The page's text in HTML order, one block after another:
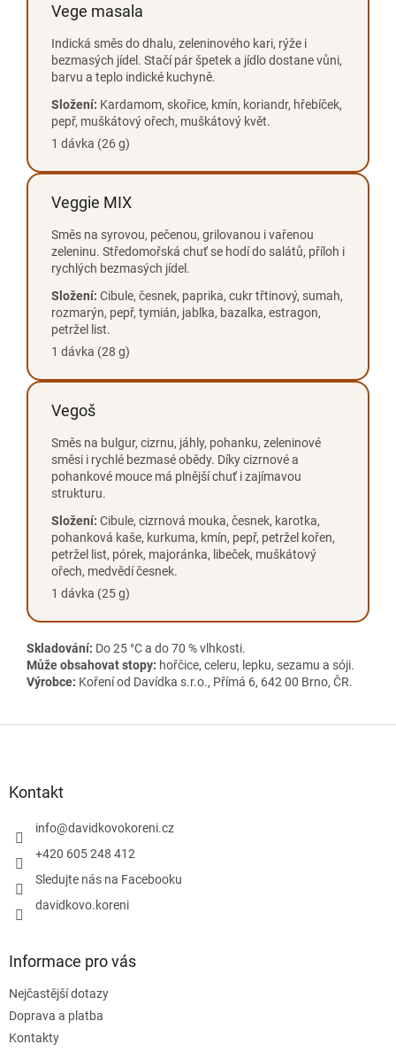
Vege masala
Indická směs do dhalu, zeleninového kari, rýže i
bezmasých jídel. Stačí pár špetek a jídlo dostane vůni,
barvu a teplo indické kuchyně.
Složení: Kardamom, skořice, kmín, koriandr, hřebíček,
pepř, muškátový ořech, muškátový květ.
1 dávka (26 g)
Veggie MIX
Směs na syrovou, pečenou, grilovanou i vařenou
zeleninu. Středomořská chuť se hodí do salátů, příloh i
rychlých bezmasých jídel.
Složení: Cibule, česnek, paprika, cukr třtinový, sumah,
rozmarýn, pepř, tymián, jablka, bazalka, estragon,
petržel list.
1 dávka (28 g)
Vegoš
Směs na bulgur, cizrnu, jáhly, pohanku, zeleninové
směsi i rychlé bezmasé obědy. Díky cizrnové a
pohankové mouce má plnější chuť i zajímavou
strukturu.
Složení: Cibule, cizrnová mouka, česnek, karotka,
pohanková kaše, kurkuma, kmín, pepř, petržel kořen,
petržel list, pórek, majoránka, libeček, muškátový
ořech, medvědí česnek.
1 dávka (25 g)
Skladování: Do 25 °C a do 70 % vlhkosti.
Může obsahovat stopy: hořčice, celeru, lepku, sezamu a sóji.
Výrobce: Koření od Davídka s.r.o., Přímá 6, 642 00 Brno, ČR.
Kontakt
info@davidkovokoreni.cz
+420 605 248 412
Sledujte nás na Facebooku
davidkovo.koreni
Informace pro vás
Nejčastější dotazy
Doprava a platba
Kontakty